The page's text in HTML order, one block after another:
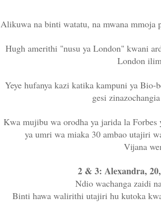
Alikuwa na binti watatu, na mwana mmoja
Hugh amerithi "nusu ya London" kwani
London
Yeye hufanya kazi katika kampuni ya Bio-
gesi
Kwa mujibu wa orodha ya jarida la
ya umri wa miaka 30 ambao utajiri
Vijana
2 & 3: Alexandra,
Ndio wachanga zaidi
Binti hawa walirithi utajiri hu kutoka